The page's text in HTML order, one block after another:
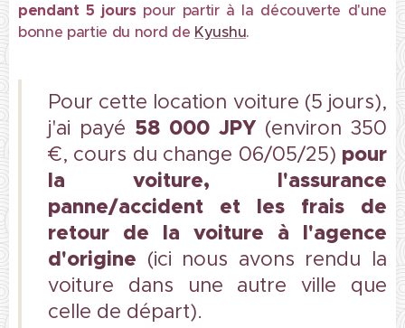
pendant 5 jourspour partir à la découverte d'une
bonne partie du nord de Kyushu.
Pour cette location voiture (5 jours),
j'ai payé 58 000 JPY(environ 350
€, cours du change 06/05/25) pour
la voiture, l'assurance
panne/accident et les frais de
retour de la voiture à l'agence
d'origine (ici nous avons rendu la
voiture dans une autre ville que
celle de départ).